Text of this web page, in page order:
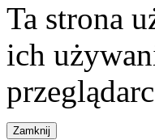
Ta strona
ich